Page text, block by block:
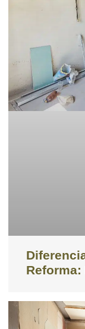
Reforma: